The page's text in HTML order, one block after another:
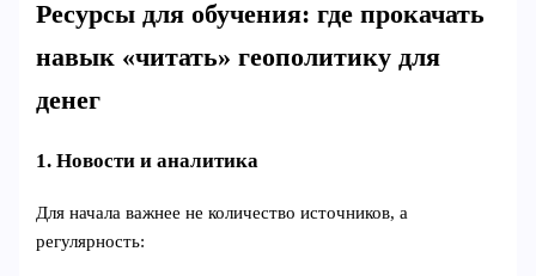
Ресурсы для обучения: где прокачать
навык «читать» геополитику для
денег
1. Новости и аналитика
Для начала важнее не количество источников, а
регулярность: